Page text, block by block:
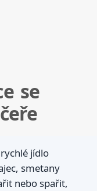
se
jídlo
smetany
nebo spařit,